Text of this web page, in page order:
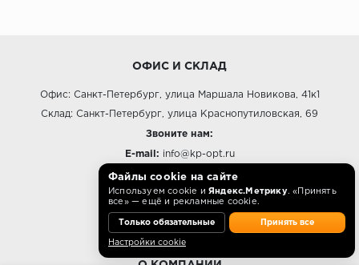
ОФИС И СКЛАД
Офис: Санкт-Петербург, улица Маршала Новикова, 41к1
Склад: Санкт-Петербург, улица Краснопутиловская, 69
Звоните нам:
E-mail: info@kp-opt.ru
Режим работы
10:00 - 18:00 пн-пт.
Файлы cookie на сайте
Используем cookie и Яндекс.Метрику. «Принять
все» — ещё и рекламные cookie.
Только обязательные Принять все
Настройки cookie